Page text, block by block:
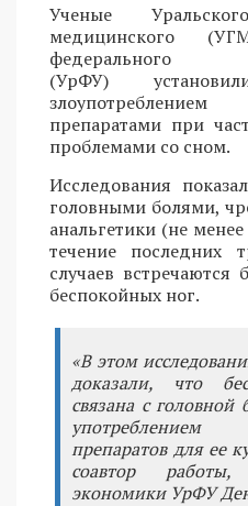
Ученые
медицинского
федерального
(УрФУ)
препаратами при
проблемами со сном.
Исследования
головными болями,
анальгетики (не
течение последних
случаев
беспокойных ног.
«В этом
доказали, что
связана с
употреблением
препаратов для ее
соавтор
экономики УрФУ